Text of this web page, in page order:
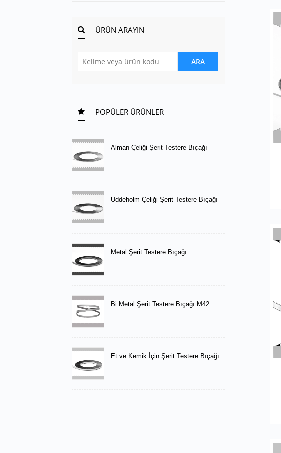
ÜRÜN ARAYIN
ARA
POPÜLER ÜRÜNLER
Alman Çeliği Şerit Testere Bıçağı
Uddeholm Çeliği Şerit Testere Bıçağı
Metal Şerit Testere Bıçağı
Bi Metal Şerit Testere Bıçağı M42
Et ve Kemik İçin Şerit Testere Bıçağı